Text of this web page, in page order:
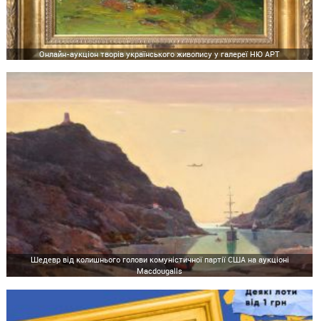
Онлайн-аукціон творів українського живопису у галереї НЮ АРТ
Шедевр від колишнього голови комуністичної партії США на аукціоні
Macdougalls